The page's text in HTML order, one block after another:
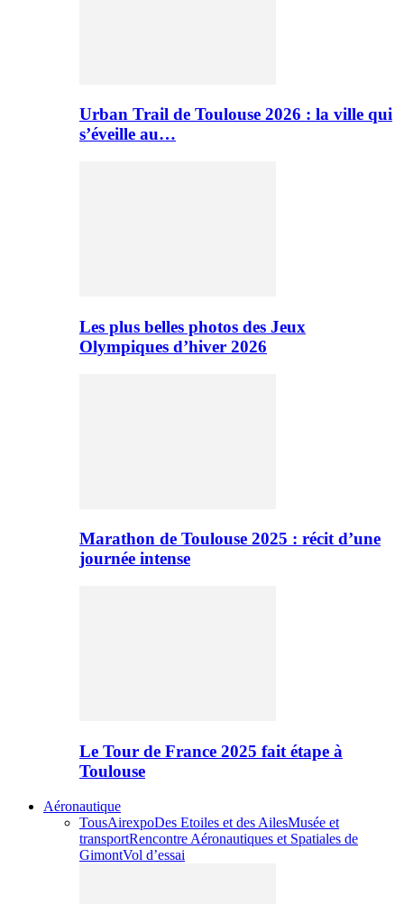
Urban Trail de Toulouse 2026 : la ville qui
s’éveille au…
Les plus belles photos des Jeux
Olympiques d’hiver 2026
Marathon de Toulouse 2025 : récit d’une
journée intense
Le Tour de France 2025 fait étape à
Toulouse
Aéronautique
TousAirexpoDes Etoiles et des AilesMusée et
transportRencontre Aéronautiques et Spatiales de
GimontVol d’essai